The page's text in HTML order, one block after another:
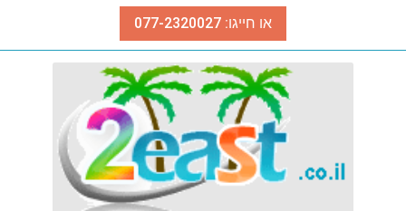
או חייגו: 077-2320027